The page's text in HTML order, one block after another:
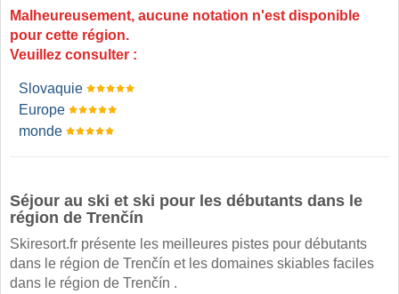
Malheureusement, aucune notation n'est disponible
pour cette région.
Veuillez consulter :
Slovaquie
Europe
monde
Séjour au ski et ski pour les débutants dans le
région de Trenčín
Skiresort.fr présente les meilleures pistes pour débutants
dans le région de Trenčín et les domaines skiables faciles
dans le région de Trenčín .